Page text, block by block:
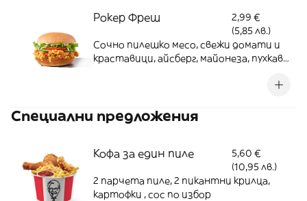
Рокер Фреш
2,99 €
(5,85 лв.)
Сочно пилешко месо, свежи домати и
краставици, айсберг, майонеза, пухкаво
Специални предложения
Кофа за един пиле
5,60 €
(10,95 лв.)
2 парчета пиле, 2 пикантни крилца,
картофки , сос по избор